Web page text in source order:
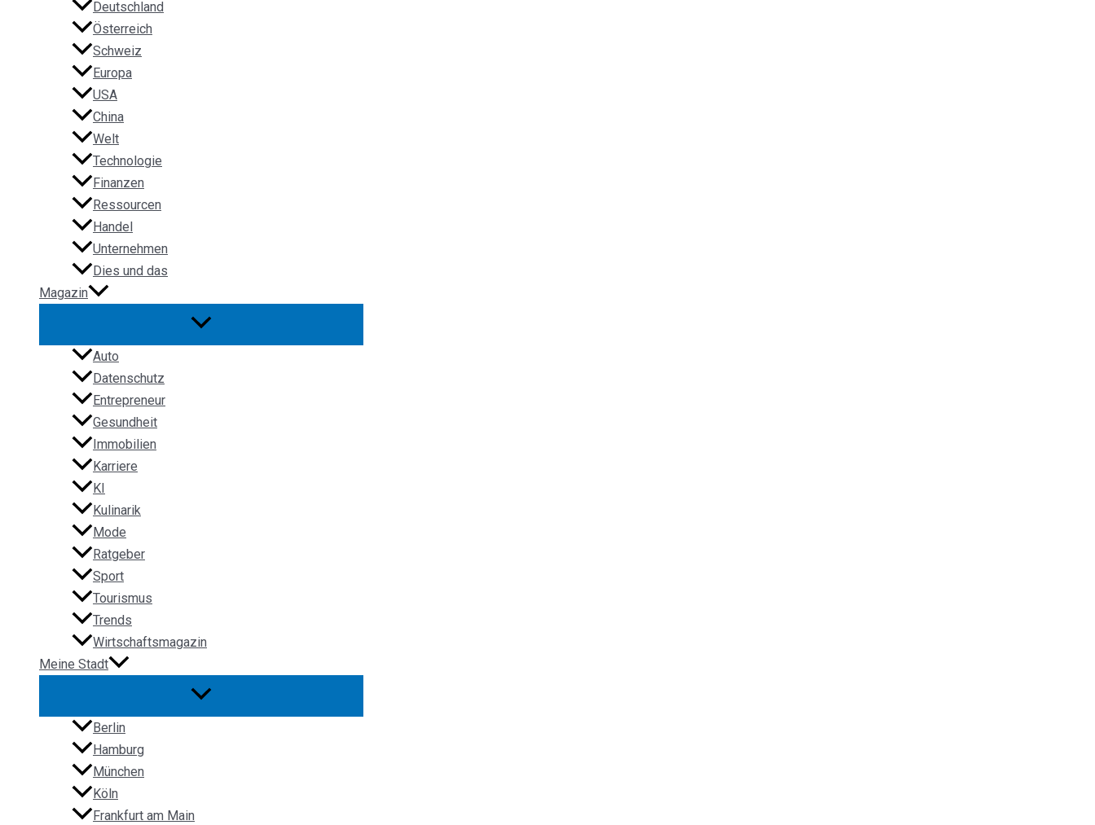
Deutschland
Österreich
Schweiz
Europa
USA
China
Welt
Technologie
Finanzen
Ressourcen
Handel
Unternehmen
Dies und das
Magazin
Auto
Datenschutz
Entrepreneur
Gesundheit
Immobilien
Karriere
KI
Kulinarik
Mode
Ratgeber
Sport
Tourismus
Trends
Wirtschaftsmagazin
Meine Stadt
Berlin
Hamburg
München
Köln
Frankfurt am Main